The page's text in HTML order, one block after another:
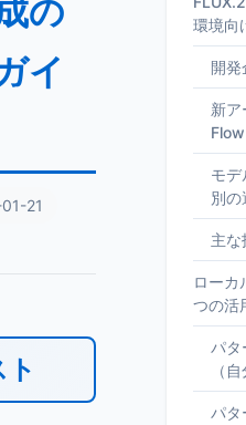
の
イ
21
環境向
開発
新
モデ
別の
主な
ローカ
つの活
パタ
（
パタ